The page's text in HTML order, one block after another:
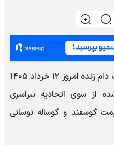
، قیمت دام زنده امروز ۱۲ خرداد ۱۴۰۵
از سوی اتحادیه سراسری
گوسفند و گوساله نوسانی